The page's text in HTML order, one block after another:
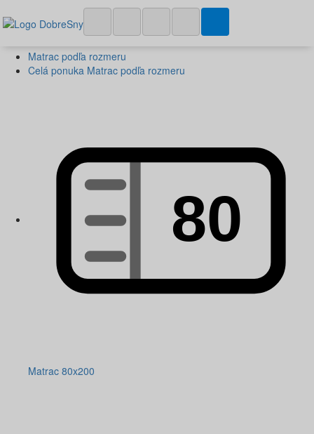
Matrac podľa rozmeru
Celá ponuka Matrac podľa rozmeru
Matrac 80x200